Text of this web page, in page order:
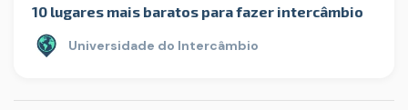
10 lugares mais baratos para fazer intercâmbio
Universidade do Intercâmbio